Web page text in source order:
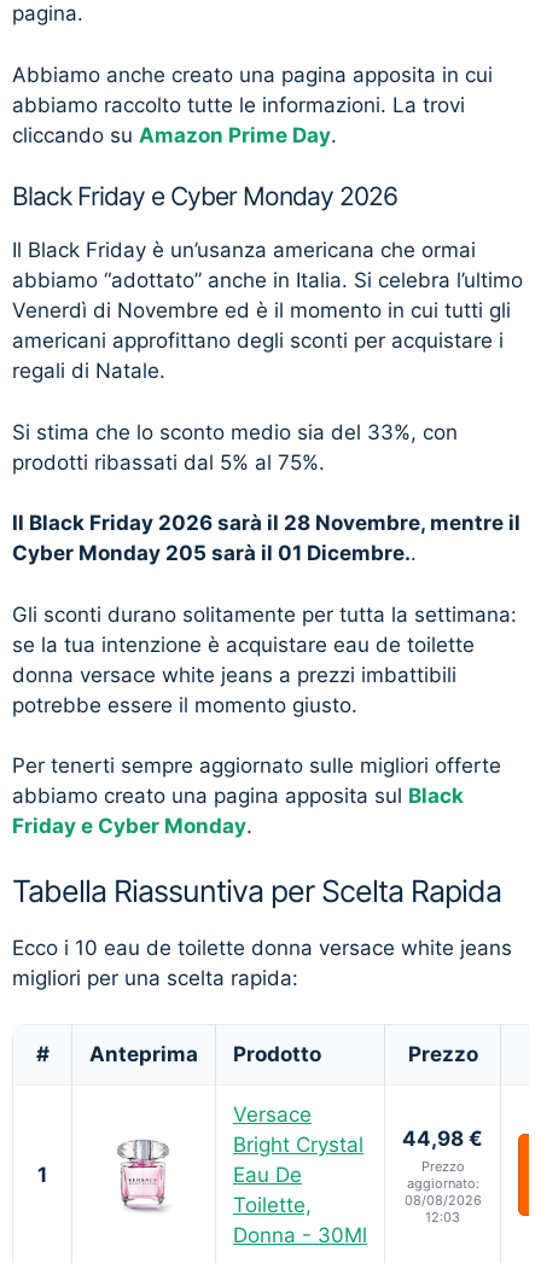
pagina.
Abbiamo anche creato una pagina apposita in cui
abbiamo raccolto tutte le informazioni. La trovi
cliccando su Amazon Prime Day.
Black Friday e Cyber Monday 2026
Il Black Friday è un’usanza americana che ormai
abbiamo “adottato” anche in Italia. Si celebra l’ultimo
Venerdì di Novembre ed è il momento in cui tutti gli
americani approfittano degli sconti per acquistare i
regali di Natale.
Si stima che lo sconto medio sia del 33%, con
prodotti ribassati dal 5% al 75%.
Il Black Friday 2026 sarà il 28 Novembre, mentre il
Cyber Monday 205 sarà il 01 Dicembre..
Gli sconti durano solitamente per tutta la settimana:
se la tua intenzione è acquistare eau de toilette
donna versace white jeans a prezzi imbattibili
potrebbe essere il momento giusto.
Per tenerti sempre aggiornato sulle migliori offerte
abbiamo creato una pagina apposita sul Black
Friday e Cyber Monday.
Tabella Riassuntiva per Scelta Rapida
Ecco i 10 eau de toilette donna versace white jeans
migliori per una scelta rapida:
# Anteprima Prodotto Prezzo
1
Versace
Bright Crystal
Eau De
Toilette,
Donna - 30Ml
44,98 €
Prezzo
aggiornato:
08/08/2026
12:03